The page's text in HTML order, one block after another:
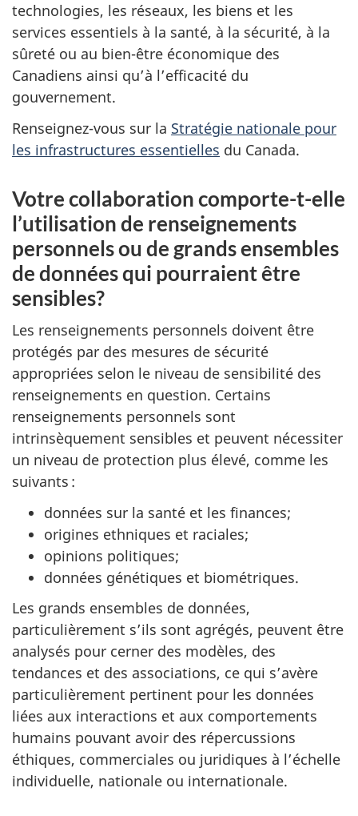
technologies, les réseaux, les biens et les
services essentiels à la santé, à la sécurité, à la
sûreté ou au bien-être économique des
Canadiens ainsi qu’à l’efficacité du
gouvernement.
Renseignez-vous sur la Stratégie nationale pour
les infrastructures essentielles du Canada.
Votre collaboration comporte-t-elle
l’utilisation de renseignements
personnels ou de grands ensembles
de données qui pourraient être
sensibles?
Les renseignements personnels doivent être
protégés par des mesures de sécurité
appropriées selon le niveau de sensibilité des
renseignements en question. Certains
renseignements personnels sont
intrinsèquement sensibles et peuvent nécessiter
un niveau de protection plus élevé, comme les
suivants :
données sur la santé et les finances;
origines ethniques et raciales;
opinions politiques;
données génétiques et biométriques.
Les grands ensembles de données,
particulièrement s’ils sont agrégés, peuvent être
analysés pour cerner des modèles, des
tendances et des associations, ce qui s’avère
particulièrement pertinent pour les données
liées aux interactions et aux comportements
humains pouvant avoir des répercussions
éthiques, commerciales ou juridiques à l’échelle
individuelle, nationale ou internationale.